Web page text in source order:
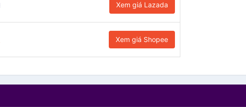
Xem giá Lazada
Xem giá Shopee